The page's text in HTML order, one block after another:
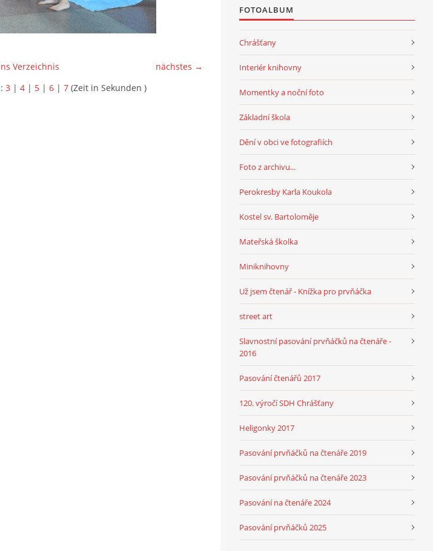
nächstes →
Verzeichnis
3| 4| 5| 6| 7(Zeit in Sekunden )
FOTOALBUM
Chrášťany
Interiér knihovny
Momentky a noční foto
Základní škola
Dění v obci ve fotografiích
Foto z archivu...
Perokresby Karla Koukola
Kostel sv. Bartoloměje
Mateřská školka
Miniknihovny
Už jsem čtenář - Knížka pro prvňáčka
street art
Slavnostní pasování prvňáčků na čtenáře -
2016
Pasování čtenářů 2017
120. výročí SDH Chrášťany
Heligonky 2017
Pasování prvňáčků na čtenáře 2019
Pasování prvňáčků na čtenáře 2023
Pasování na čtenáře 2024
Pasování prvňáčků 2025